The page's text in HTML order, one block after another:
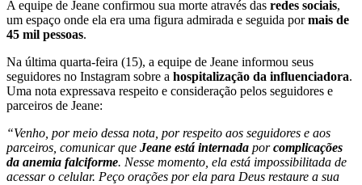
A equipe de Jeane confirmou sua morte através das redes sociais,
um espaço onde ela era uma figura admirada e seguida pormais de
45 mil pessoas.
Na última quarta-feira (15), a equipe de Jeane informou seus
seguidores no Instagram sobre a hospitalização da influenciadora.
Uma nota expressava respeito e consideração pelos seguidores e
parceiros de Jeane:
“Venho, por meio dessa nota, por respeito aos seguidores e aos
parceiros, comunicar que Jeane está internada porcomplicações
da anemia falciforme. Nesse momento, ela está impossibilitada de
acessar o celular. Peço orações por ela para Deus restaure a sua